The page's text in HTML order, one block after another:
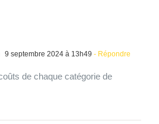
9 septembre 2024 à 13h49 - Répondre
de chaque catégorie de